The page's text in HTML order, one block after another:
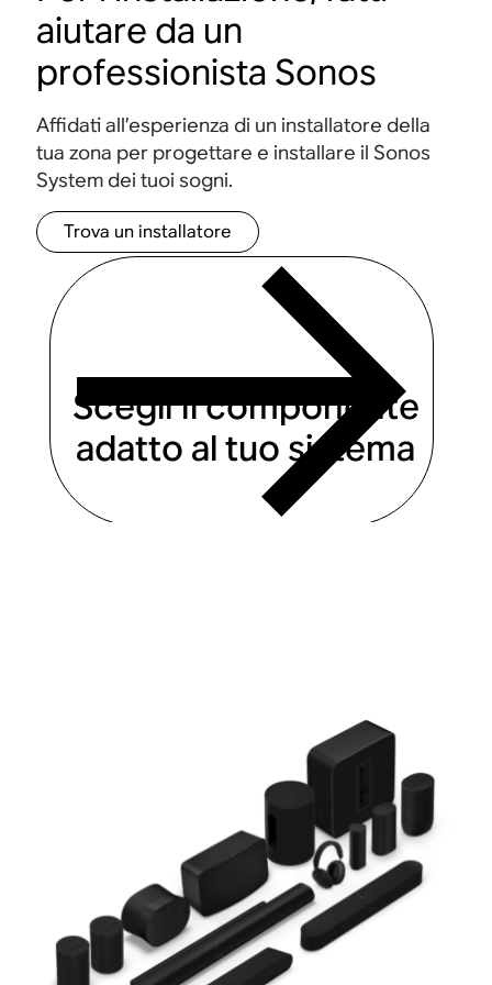
aiutare da un
professionista Sonos
Affidati all’esperienza di un installatore della
tua zona per progettare e installare il Sonos
System dei tuoi sogni.
Trova un installatore
Scegli il componente
adatto al tuo sistema